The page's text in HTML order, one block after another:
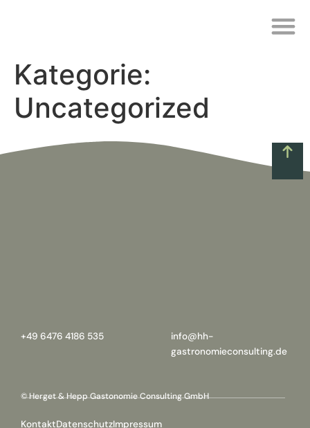
Kategorie:
Uncategorized
+49 6476 4186 535
info@hh-
gastronomieconsulting.de
© Herget & Hepp Gastonomie Consulting GmbH
KontaktDatenschutzImpressum